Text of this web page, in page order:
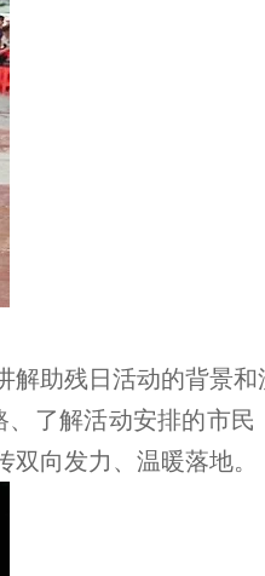
解助残日活动的背景
了解活动安排的市民
向发力、温暖落地。